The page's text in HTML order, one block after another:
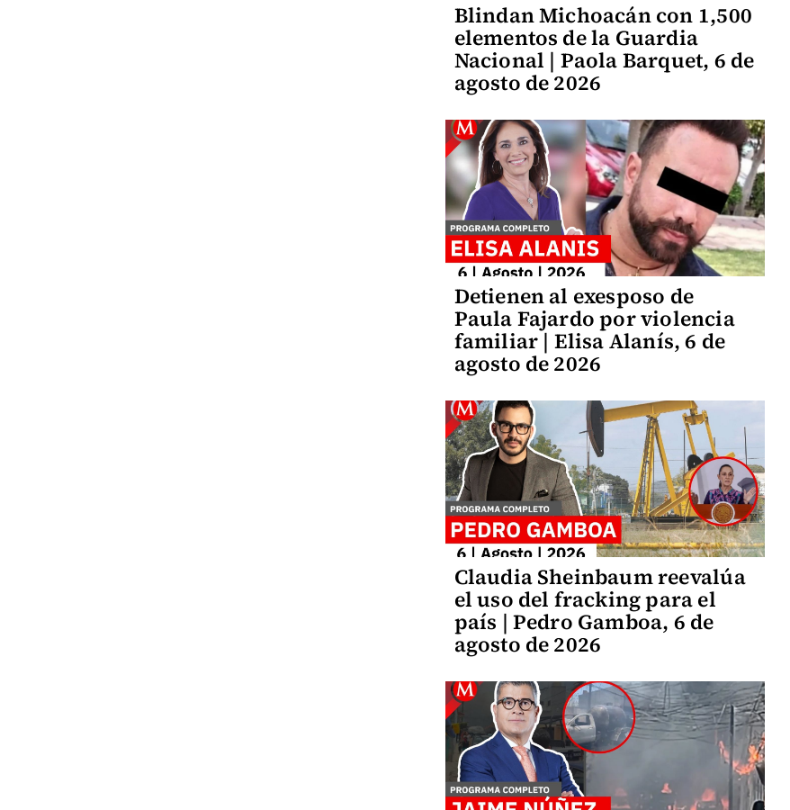
Blindan Michoacán con 1,500
elementos de la Guardia
Nacional | Paola Barquet, 6 de
agosto de 2026
Detienen al exesposo de
Paula Fajardo por violencia
familiar | Elisa Alanís, 6 de
agosto de 2026
Claudia Sheinbaum reevalúa
el uso del fracking para el
país | Pedro Gamboa, 6 de
agosto de 2026